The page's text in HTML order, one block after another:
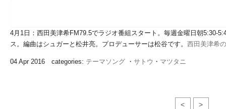
4月1日：西田美津希FM79.5でラジオ番組スタート。毎週金曜日朝5:30-
ス。編曲はシュガーと松井亮。プロデューサーは松谷です。 西田美津希
04 Apr 2016 categories: テーマソング ・ サトウ ・ マツタニ
< >